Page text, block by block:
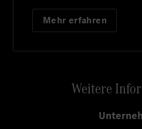
Mehr erfahren
Weitere